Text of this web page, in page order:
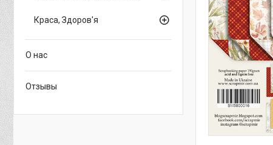
Краса, Здоров'я
О нас
Отзывы